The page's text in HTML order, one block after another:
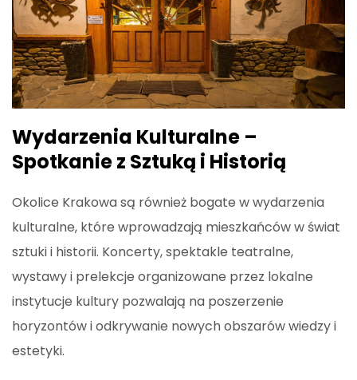
Wydarzenia Kulturalne –
Spotkanie z Sztuką i Historią
Okolice Krakowa są również bogate w wydarzenia
kulturalne, które wprowadzają mieszkańców w świat
sztuki i historii. Koncerty, spektakle teatralne,
wystawy i prelekcje organizowane przez lokalne
instytucje kultury pozwalają na poszerzenie
horyzontów i odkrywanie nowych obszarów wiedzy i
estetyki.